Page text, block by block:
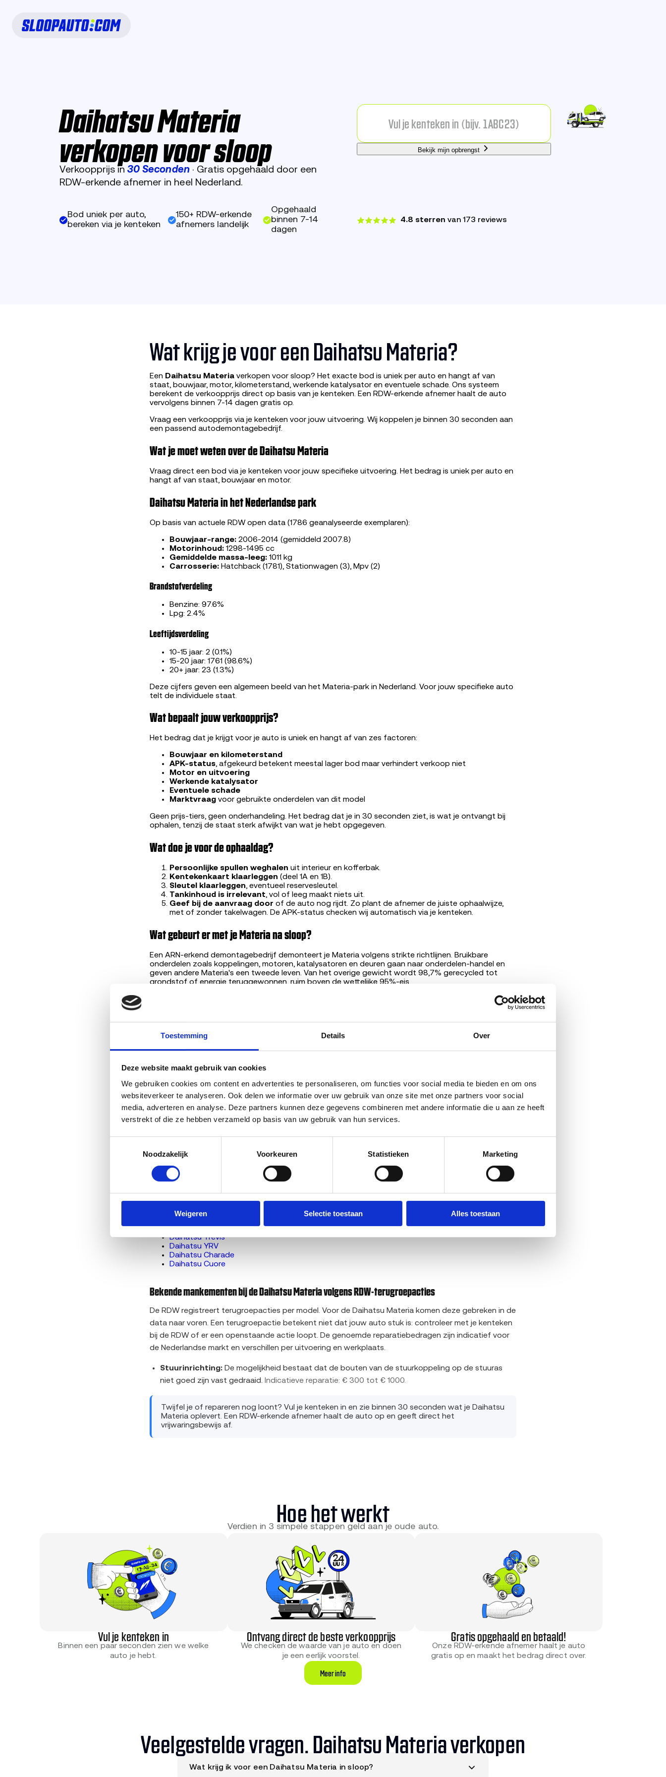
Toestemming Details Over
Deze website maakt gebruik van cookies
We gebruiken cookies om content en advertenties te personaliseren, om functies voor social media te bieden en om ons
websiteverkeer te analyseren. Ook delen we informatie over uw gebruik van onze site met onze partners voor social
media, adverteren en analyse. Deze partners kunnen deze gegevens combineren met andere informatie die u aan ze heeft
verstrekt of die ze hebben verzameld op basis van uw gebruik van hun services.
Noodzakelijk
Voorkeuren Statistieken Marketing
Weigeren Selectie toestaan Alles toestaan
Daihatsu Materia
verkopen voor sloop
Verkoopprijs in 30 Seconden · Gratis opgehaald door een
RDW-erkende afnemer in heel Nederland.
Bekijk mijn opbrengst
Bod uniek per auto,
bereken via je kenteken
150+ RDW-erkende
afnemers landelijk
Opgehaald
binnen 7-14
dagen
4.8 sterren van 173 reviews
Wat krijg je voor een Daihatsu Materia?
Een Daihatsu Materia verkopen voor sloop? Het exacte bod is uniek per auto en hangt af van
staat, bouwjaar, motor, kilometerstand, werkende katalysator en eventuele schade. Ons systeem
berekent de verkoopprijs direct op basis van je kenteken. Een RDW-erkende afnemer haalt de auto
vervolgens binnen 7-14 dagen gratis op.
Vraag een verkoopprijs via je kenteken voor jouw uitvoering. Wij koppelen je binnen 30 seconden aan
een passend autodemontagebedrijf.
Wat je moet weten over de Daihatsu Materia
Vraag direct een bod via je kenteken voor jouw specifieke uitvoering. Het bedrag is uniek per auto en
hangt af van staat, bouwjaar en motor.
Daihatsu Materia in het Nederlandse park
Op basis van actuele RDW open data (1786 geanalyseerde exemplaren):
Bouwjaar-range: 2006-2014 (gemiddeld 2007.8)
Motorinhoud: 1298-1495 cc
Gemiddelde massa-leeg: 1011 kg
Carrosserie: Hatchback (1781), Stationwagen (3), Mpv (2)
Brandstofverdeling
Benzine: 97.6%
Lpg: 2.4%
Leeftijdsverdeling
10-15 jaar: 2 (0.1%)
15-20 jaar: 1761 (98.6%)
20+ jaar: 23 (1.3%)
Deze cijfers geven een algemeen beeld van het Materia-park in Nederland. Voor jouw specifieke auto
telt de individuele staat.
Wat bepaalt jouw verkoopprijs?
Het bedrag dat je krijgt voor je auto is uniek en hangt af van zes factoren:
Bouwjaar en kilometerstand
APK-status, afgekeurd betekent meestal lager bod maar verhindert verkoop niet
Motor en uitvoering
Werkende katalysator
Eventuele schade
Marktvraag voor gebruikte onderdelen van dit model
Geen prijs-tiers, geen onderhandeling. Het bedrag dat je in 30 seconden ziet, is wat je ontvangt bij
ophalen, tenzij de staat sterk afwijkt van wat je hebt opgegeven.
Wat doe je voor de ophaaldag?
Persoonlijke spullen weghalen uit interieur en kofferbak.
Kentekenkaart klaarleggen (deel 1A en 1B).
Sleutel klaarleggen, eventueel reservesleutel.
Tankinhoud is irrelevant, vol of leeg maakt niets uit.
Geef bij de aanvraag door of de auto nog rijdt. Zo plant de afnemer de juiste ophaalwijze,
met of zonder takelwagen. De APK-status checken wij automatisch via je kenteken.
Wat gebeurt er met je Materia na sloop?
Een ARN-erkend demontagebedrijf demonteert je Materia volgens strikte richtlijnen. Bruikbare
onderdelen zoals koppelingen, motoren, katalysatoren en deuren gaan naar onderdelen-handel en
geven andere Materia's een tweede leven. Van het overige gewicht wordt 98,7% gerecycled tot
grondstof of energie teruggewonnen, ruim boven de wettelijke 95%-eis.
AI-gegenereerde content, gevalideerd door
Lees verder
Hoe werkt auto laten slopen?
Sloopauto verkopen in Amsterdam
Bereken de verkoopprijs van je Daihatsu Materia via je kenteken →
Benieuwd wat je Daihatsu Materia waard is alle Daihatsu sloopauto's die we inkopen.
Gerelateerde Daihatsu-modellen
Daihatsu Sirion
Daihatsu Terios
Daihatsu Trevis
Daihatsu YRV
Daihatsu Charade
Daihatsu Cuore
Bekende mankementen bij de Daihatsu Materia volgens RDW-terugroepacties
De RDW registreert terugroepacties per model. Voor de Daihatsu Materia komen deze gebreken in de
data naar voren. Een terugroepactie betekent niet dat jouw auto stuk is: controleer met je kenteken
bij de RDW of er een openstaande actie loopt. De genoemde reparatiebedragen zijn indicatief voor
de Nederlandse markt en verschillen per uitvoering en werkplaats.
Stuurinrichting:De mogelijkheid bestaat dat de bouten van de stuurkoppeling op de stuuras
niet goed zijn vast gedraaid. Indicatieve reparatie: € 300 tot € 1000.
Twijfel je of repareren nog loont? Vul je kenteken in en zie binnen 30 seconden wat je Daihatsu
Materia oplevert. Een RDW-erkende afnemer haalt de auto op en geeft direct het
vrijwaringsbewijs af.
Hoe het werkt
Verdien in 3 simpele stappen geld aan je oude auto.
Vul je kenteken in
Binnen een paar seconden zien we welke
auto je hebt.
Ontvang direct de beste verkoopprijs
We checken de waarde van je auto en doen
je een eerlijk voorstel.
Gratis opgehaald en betaald!
Onze RDW-erkende afnemer haalt je auto
gratis op en maakt het bedrag direct over.
Meer info
Veelgestelde vragen. Daihatsu Materia verkopen
Wat krijg ik voor een Daihatsu Materia in sloop?